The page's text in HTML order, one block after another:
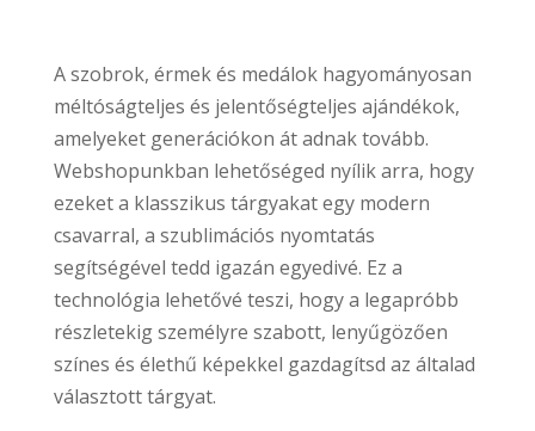
A szobrok, érmek és medálok hagyományosan
méltóságteljes és jelentőségteljes ajándékok,
amelyeket generációkon át adnak tovább.
Webshopunkban lehetőséged nyílik arra, hogy
ezeket a klasszikus tárgyakat egy modern
csavarral, a szublimációs nyomtatás
segítségével tedd igazán egyedivé. Ez a
technológia lehetővé teszi, hogy a legapróbb
részletekig személyre szabott, lenyűgözően
színes és élethű képekkel gazdagítsd az általad
választott tárgyat.